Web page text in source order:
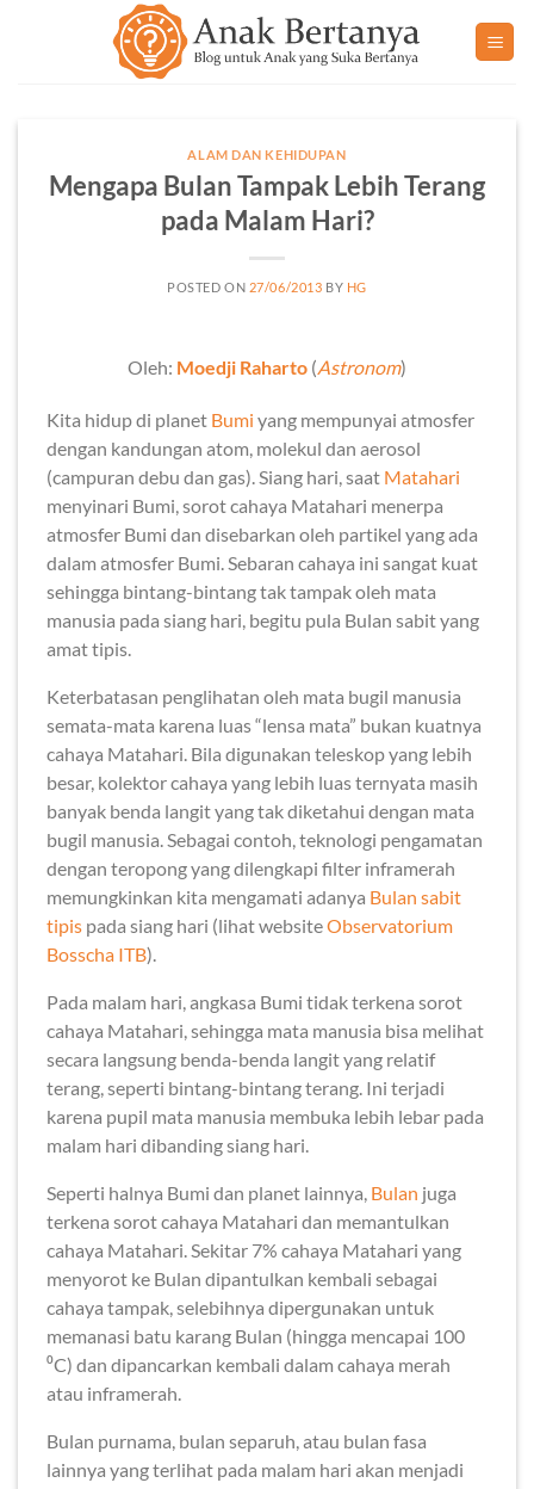
ALAM DAN KEHIDUPAN
Mengapa Bulan Tampak Lebih Terang
pada Malam Hari?
POSTED ON 27/06/2013 BY HG
Oleh: Moedji Raharto (Astronom)
Kita hidup di planet Bumi yang mempunyai atmosfer
dengan kandungan atom, molekul dan aerosol
(campuran debu dan gas). Siang hari, saat Matahari
menyinari Bumi, sorot cahaya Matahari menerpa
atmosfer Bumi dan disebarkan oleh partikel yang ada
dalam atmosfer Bumi. Sebaran cahaya ini sangat kuat
sehingga bintang-bintang tak tampak oleh mata
manusia pada siang hari, begitu pula Bulan sabit yang
amat tipis.
Keterbatasan penglihatan oleh mata bugil manusia
semata-mata karena luas “lensa mata” bukan kuatnya
cahaya Matahari. Bila digunakan teleskop yang lebih
besar, kolektor cahaya yang lebih luas ternyata masih
banyak benda langit yang tak diketahui dengan mata
bugil manusia. Sebagai contoh, teknologi pengamatan
dengan teropong yang dilengkapi filter inframerah
memungkinkan kita mengamati adanya Bulan sabit
tipis pada siang hari (lihat websiteObservatorium
Bosscha ITB).
Pada malam hari, angkasa Bumi tidak terkena sorot
cahaya Matahari, sehingga mata manusia bisa melihat
secara langsung benda-benda langit yang relatif
terang, seperti bintang-bintang terang. Ini terjadi
karena pupil mata manusia membuka lebih lebar pada
malam hari dibanding siang hari.
Seperti halnya Bumi dan planet lainnya, Bulan juga
terkena sorot cahaya Matahari dan memantulkan
cahaya Matahari. Sekitar 7% cahaya Matahari yang
menyorot ke Bulan dipantulkan kembali sebagai
cahaya tampak, selebihnya dipergunakan untuk
memanasi batu karang Bulan (hingga mencapai 100
⁰C) dan dipancarkan kembali dalam cahaya merah
atau inframerah.
Bulan purnama, bulan separuh, atau bulan fasa
lainnya yang terlihat pada malam hari akan menjadi